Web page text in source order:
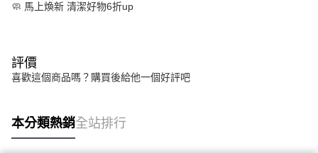
🧼 馬上煥新 清潔好物6折up
評價
喜歡這個商品嗎？購買後給他一個好評吧
本分類熱銷全站排行